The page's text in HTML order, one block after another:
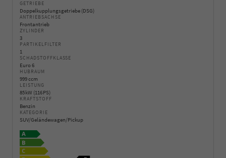
GETRIEBE
Doppelkupplungsgetriebe (DSG)
ANTRIEBSACHSE
Frontantrieb
ZYLINDER
3
PARTIKELFILTER
1
SCHADSTOFFKLASSE
Euro 6
HUBRAUM
999 ccm
LEISTUNG
85 kW (116 PS)
KRAFTSTOFF
Benzin
KATEGORIE
SUV/Geländewagen/Pickup